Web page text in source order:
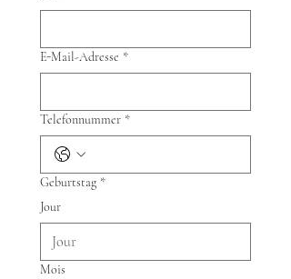
E-Mail-Adresse *
Telefonnummer *
Geburtstag *
Jour
Mois